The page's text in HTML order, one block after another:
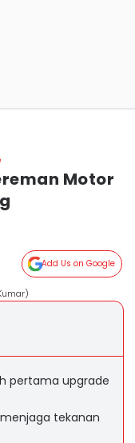
Motor
Add Us on Google
pertama upgrade
tekanan